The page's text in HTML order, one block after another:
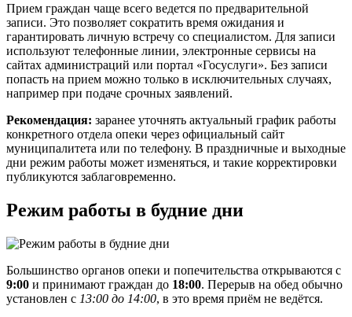
Прием граждан чаще всего ведется по предварительной
записи. Это позволяет сократить время ожидания и
гарантировать личную встречу со специалистом. Для записи
используют телефонные линии, электронные сервисы на
сайтах администраций или портал «Госуслуги». Без записи
попасть на прием можно только в исключительных случаях,
например при подаче срочных заявлений.
Рекомендация: заранее уточнять актуальный график работы
конкретного отдела опеки через официальный сайт
муниципалитета или по телефону. В праздничные и выходные
дни режим работы может изменяться, и такие корректировки
публикуются заблаговременно.
Режим работы в будние дни
Большинство органов опеки и попечительства открываются с
9:00 и принимают граждан до 18:00. Перерыв на обед обычно
установлен с 13:00 до 14:00, в это время приём не ведётся.